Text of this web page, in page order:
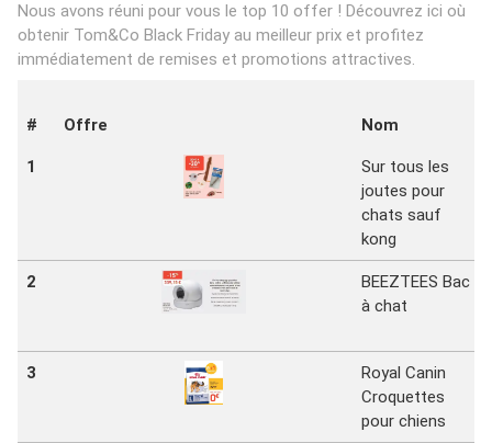
Nous avons réuni pour vous le top 10 offer ! Découvrez ici où
obtenir Tom&Co Black Friday au meilleur prix et profitez
immédiatement de remises et promotions attractives.
# Offre Nom
1
Sur tous les
joutes pour
chats sauf
kong
2
BEEZTEES Bac
à chat
3
Royal Canin
Croquettes
pour chiens